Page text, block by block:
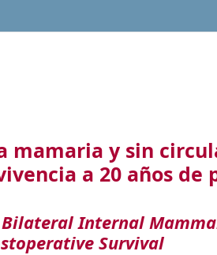
mamaria y sin
a 20 años de
Internal
Survival